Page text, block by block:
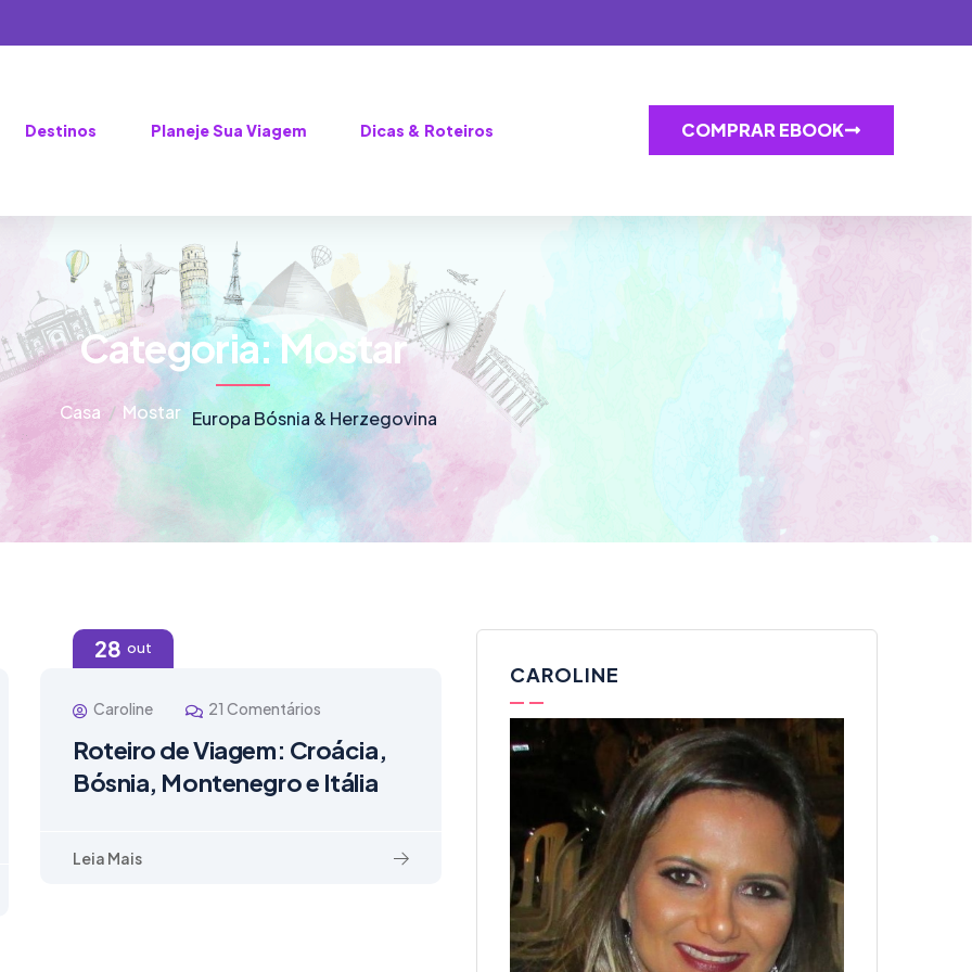
Destinos Planeje Sua Viagem Dicas & Roteiros COMPRAR EBOOK
Categoria:Mostar
Casa Europa Bósnia & Herzegovina
Mostar
28 out
Caroline 21 Comentários
Roteiro de Viagem: Croácia,
Bósnia, Montenegro e Itália
Leia Mais
CAROLINE